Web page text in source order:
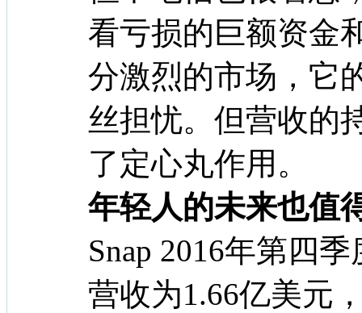
看亏损的巨额资金
分激烈的市场，它
丝担忧。但营收的
了定心丸作用。
年轻人的未来也值
Snap 2016年第四
营收为1.66亿美元